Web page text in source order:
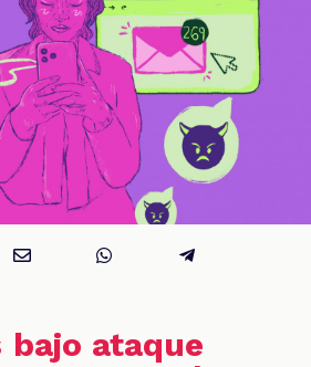
bajo ataque